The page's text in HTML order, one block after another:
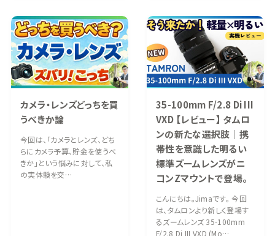
カメラ・レンズどっちを買
うべきか論
今回は、「カメラとレンズ、どち
らにカメラ予算、貯金を使うべ
きか」という悩みに対して、私
の実体験を交…
35-100mm F/2.8 Di III
VXD 【レビュー】 タムロ
ンの新たな選択肢｜携
帯性を意識した明るい
標準ズームレンズがニ
コンZマウントで登場。
こんにちは。Jimaです。 今回
は、タムロンより新しく登場す
るズームレンズ 35-100mm
F/2.8 Di III VXD (Mo…